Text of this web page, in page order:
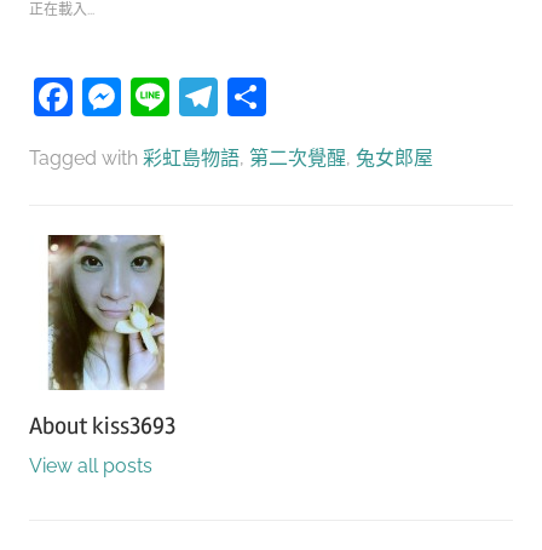
正在載入...
Facebook
Messenger
LineTelegram
Tagged with 彩虹島物語, 第二次覺醒, 兔女郎屋​
About kiss3693
View all posts